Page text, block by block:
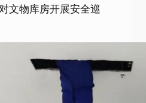
文物库房开展安全巡